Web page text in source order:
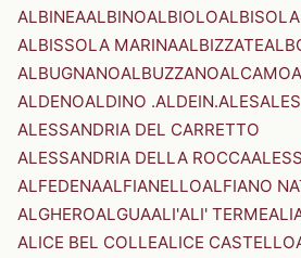
ALBINEAALBINOALBIOLO
ALBISSOLA MARINAALBIZZATE
ALBUGNANOALBUZZANOALCAMO
ALDENOALDINO .ALDEIN.ALES
ALESSANDRIA DEL CARRETTO
ALESSANDRIA DELLA ROCCA
ALFEDENAALFIANELLOALFIANO
ALGHEROALGUAALI'ALI' TERME
ALICE BEL COLLEALICE CASTELLO